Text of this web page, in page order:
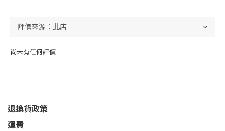
尚未有任何評價
退換貨政策
運費